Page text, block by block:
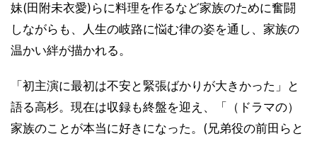
妹(田附未衣愛)らに料理を作るなど家族のために奮闘
しながらも、人生の岐路に悩む律の姿を通し、家族の
温かい絆が描かれる。
「初主演に最初は不安と緊張ばかりが大きかった」と
語る高杉。現在は収録も終盤を迎え、「（ドラマの）
家族のことが本当に好きになった。(兄弟役の前田らと